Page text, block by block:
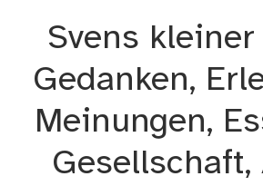
Svens kleiner
Gedanken,
Meinungen,
Gesellschaft,